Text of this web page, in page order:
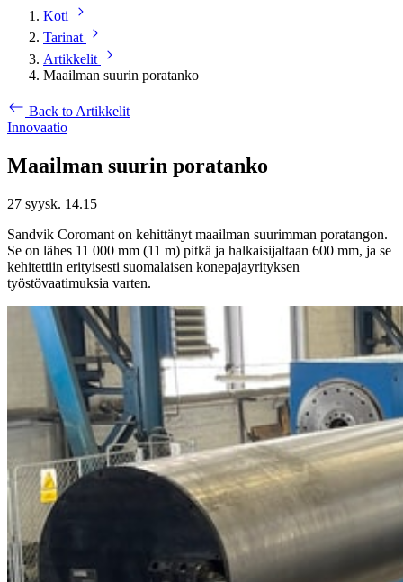
Koti
Tarinat
Artikkelit
Maailman suurin poratanko
Back to Artikkelit
Innovaatio
Maailman suurin poratanko
27 syysk. 14.15
Sandvik Coromant on kehittänyt maailman suurimman poratangon.
Se on lähes 11 000 mm (11 m) pitkä ja halkaisijaltaan 600 mm, ja se
kehitettiin erityisesti suomalaisen konepajayrityksen
työstövaatimuksia varten.